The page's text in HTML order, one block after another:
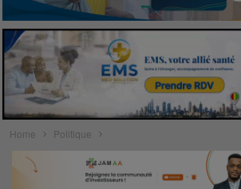
Home Politique